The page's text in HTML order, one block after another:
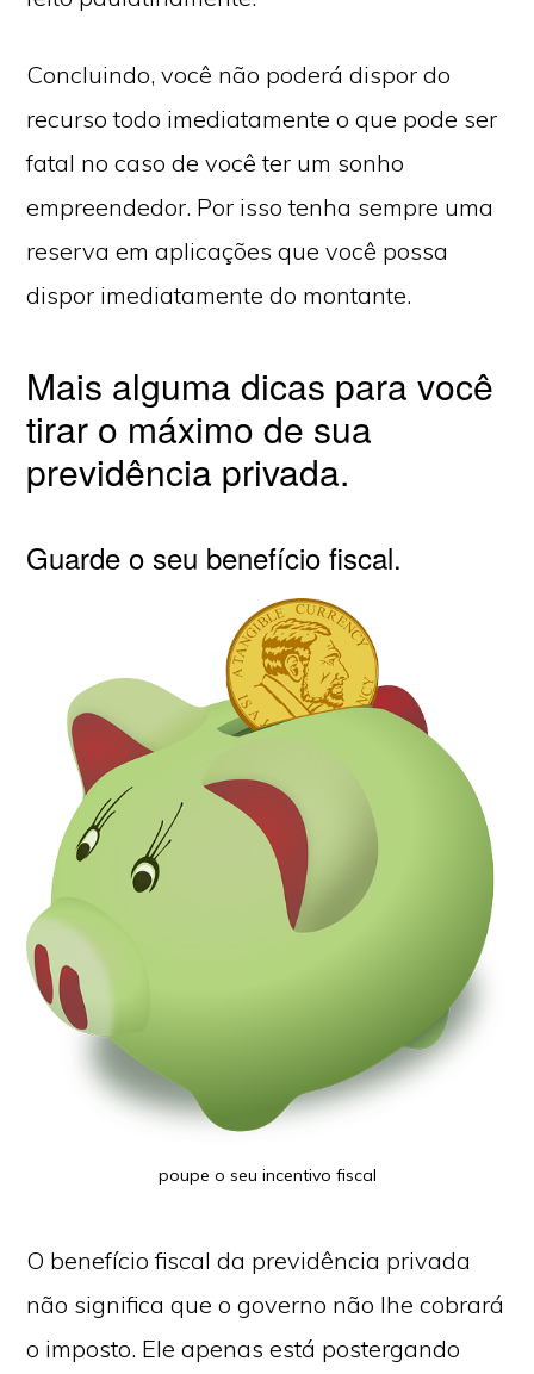
Concluindo, você não poderá dispor do
recurso todo imediatamente o que pode ser
fatal no caso de você ter um sonho
empreendedor. Por isso tenha sempre uma
reserva em aplicações que você possa
dispor imediatamente do montante.
Mais alguma dicas para você
tirar o máximo de sua
previdência privada.
Guarde o seu benefício fiscal.
poupe o seu incentivo fiscal
O benefício fiscal da previdência privada
não significa que o governo não lhe cobrará
o imposto. Ele apenas está postergando